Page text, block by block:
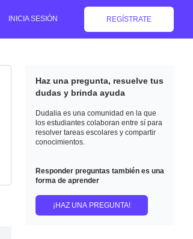
INICIA SESIÓN REGÍSTRATE
Haz una pregunta, resuelve tus
dudas y brinda ayuda
Dudalia es una comunidad en la que
los estudiantes colaboran entre sí para
resolver tareas escolares y compartir
conocimientos.
Responder preguntas también es una
forma de aprender
¡HAZ UNA PREGUNTA!